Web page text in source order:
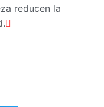
reducen la